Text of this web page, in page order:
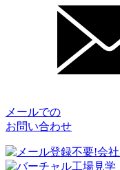
メールでの
お問い合わせ